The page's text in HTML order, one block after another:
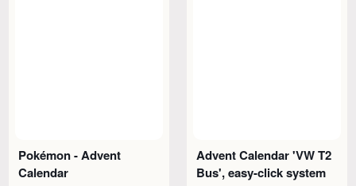
Pokémon - Advent
Calendar
Advent Calendar 'VW T2
Bus', easy-click system